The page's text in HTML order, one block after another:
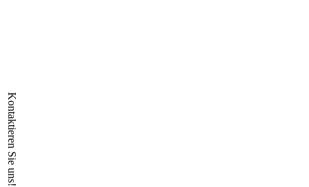
Kontaktieren Sie uns!